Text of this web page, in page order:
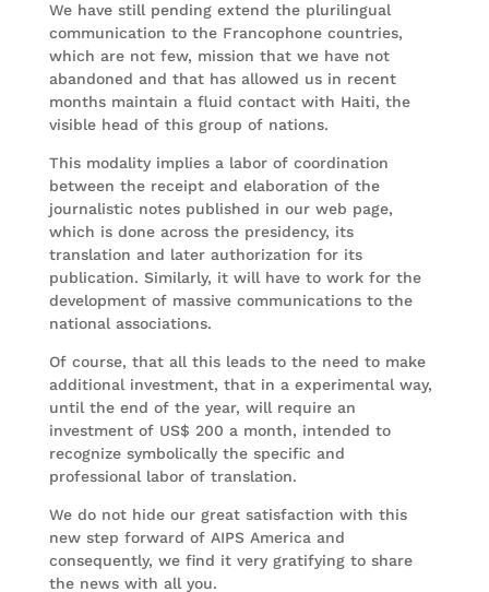
We have still pending extend the plurilingual
communication to the Francophone countries,
which are not few, mission that we have not
abandoned and that has allowed us in recent
months maintain a fluid contact with Haiti, the
visible head of this group of nations.
This modality implies a labor of coordination
between the receipt and elaboration of the
journalistic notes published in our web page,
which is done across the presidency, its
translation and later authorization for its
publication. Similarly, it will have to work for the
development of massive communications to the
national associations.
Of course, that all this leads to the need to make
additional investment, that in a experimental way,
until the end of the year, will require an
investment of US$ 200 a month, intended to
recognize symbolically the specific and
professional labor of translation.
We do not hide our great satisfaction with this
new step forward of AIPS America and
consequently, we find it very gratifying to share
the news with all you.